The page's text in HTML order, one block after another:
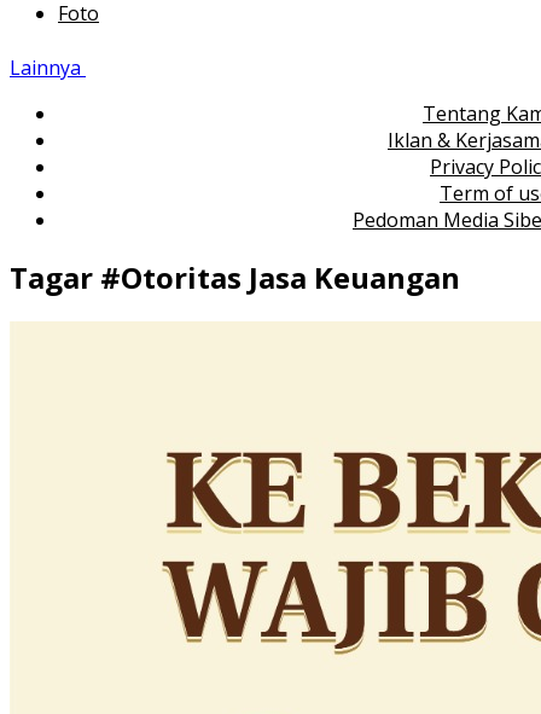
Foto
Lainnya
Tentang
Iklan &
Privacy
Term of
Pedoman Media
Tagar #Otoritas Jasa Keuangan